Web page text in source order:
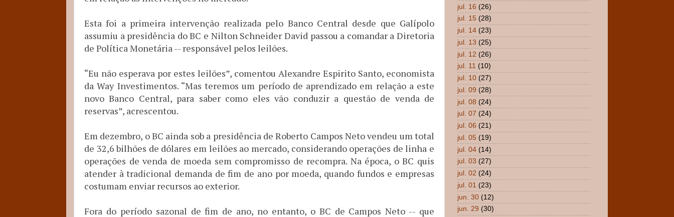
Esta foi a primeira intervenção realizada pelo Banco Central desde que Galípolo
assumiu a presidência do BC e Nilton Schneider David passou a comandar a Diretoria
de Política Monetária -- responsável pelos leilões.
“Eu não esperava por estes leilões”, comentou Alexandre Espirito Santo, economista
da Way Investimentos. “Mas teremos um período de aprendizado em relação a este
novo Banco Central, para saber como eles vão conduzir a questão de venda de
reservas”, acrescentou.
Em dezembro, o BC ainda sob a presidência de Roberto Campos Neto vendeu um total
de 32,6 bilhões de dólares em leilões ao mercado, considerando operações de linha e
operações de venda de moeda sem compromisso de recompra. Na época, o BC quis
atender à tradicional demanda de fim de ano por moeda, quando fundos e empresas
costumam enviar recursos ao exterior.
Fora do período sazonal de fim de ano, no entanto, o BC de Campos Neto -- que
jul. 16 (26)
jul. 15 (28)
jul. 14 (23)
jul. 13 (25)
jul. 12 (26)
jul. 11 (10)
jul. 10 (27)
jul. 09 (28)
jul. 08 (24)
jul. 07 (24)
jul. 06 (21)
jul. 05 (19)
jul. 04 (14)
jul. 03 (27)
jul. 02 (24)
jul. 01 (23)
jun. 30 (12)
jun. 29 (30)